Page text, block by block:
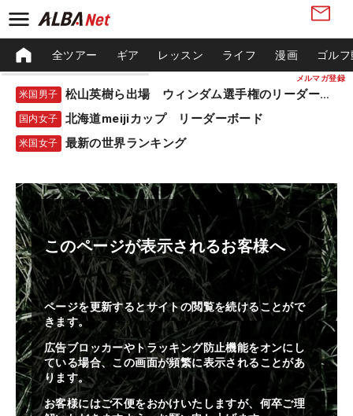
メルマガ登録
全ツアー ギア レッスン ライフ 漫画 ゴル
米国男子 松山英樹ら出場 ウィンダム選手権のリーダーボード
国内女子 北海道meijiカップ リーダーボード
米国女子 最新の世界ランキング
このページが表示されるお客様へ
ページを更新するとサイトの閲覧を続けることがで
きます。
広告ブロッカーやトラッキング防止機能をオンにし
ている場合、この画面が頻繁に表示されることがあ
ります。
お客様にはご不便をおかけいたしますが、何卒ご理